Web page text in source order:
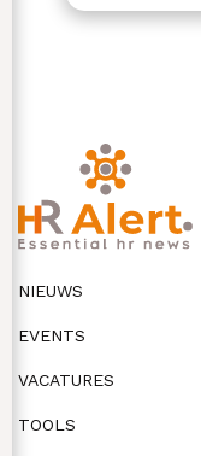
NIEUWS
EVENTS
VACATURES
TOOLS